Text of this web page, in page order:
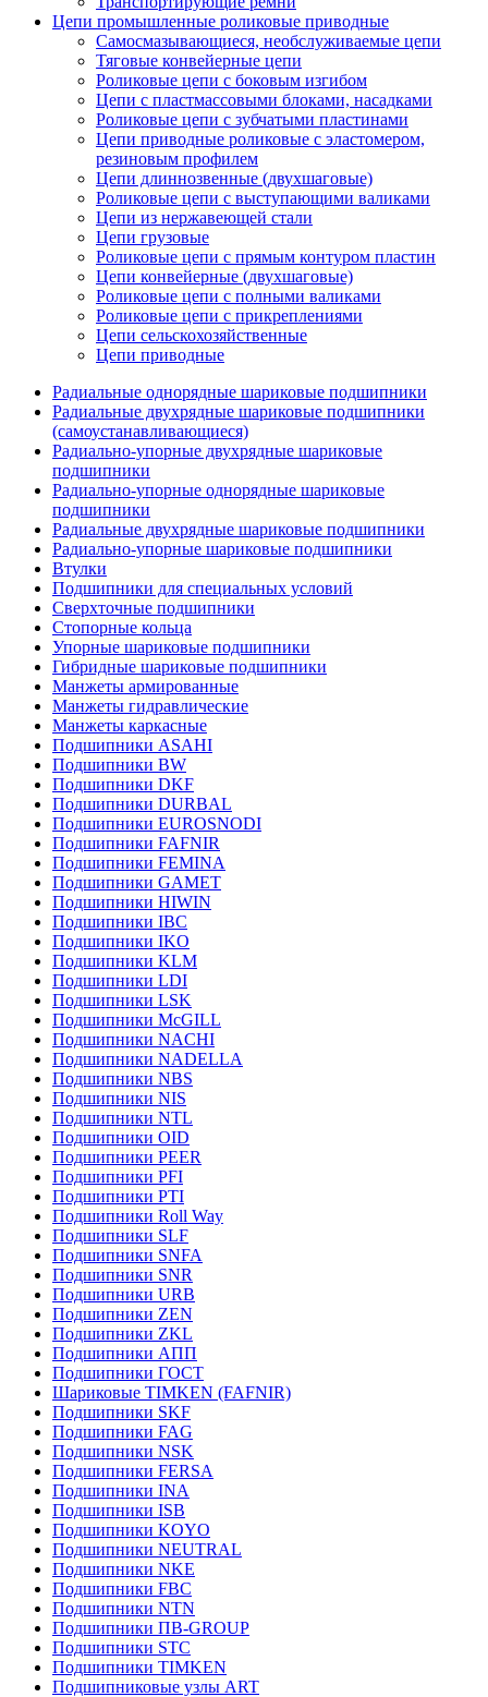
Цепи промышленные роликовые приводные
Самосмазывающиеся, необслуживаемые цепи
Тяговые конвейерные цепи
Роликовые цепи с боковым изгибом
Цепи с пластмассовыми блоками, насадками
Роликовые цепи с зубчатыми пластинами
Цепи приводные роликовые с эластомером,
резиновым профилем
Цепи длиннозвенные (двухшаговые)
Роликовые цепи с выступающими валиками
Цепи из нержавеющей стали
Цепи грузовые
Роликовые цепи с прямым контуром пластин
Цепи конвейерные (двухшаговые)
Роликовые цепи с полными валиками
Роликовые цепи с прикреплениями
Цепи сельскохозяйственные
Цепи приводные
Радиальные однорядные шариковые подшипники
Радиальные двухрядные шариковые подшипники
(самоустанавливающиеся)
Радиально-упорные двухрядные шариковые
подшипники
Радиально-упорные однорядные шариковые
подшипники
Радиальные двухрядные шариковые подшипники
Радиально-упорные шариковые подшипники
Втулки
Подшипники для специальных условий
Сверхточные подшипники
Стопорные кольца
Упорные шариковые подшипники
Гибридные шариковые подшипники
Манжеты армированные
Манжеты гидравлические
Манжеты каркасные
Подшипники ASAHI
Подшипники BW
Подшипники DKF
Подшипники DURBAL
Подшипники EUROSNODI
Подшипники FAFNIR
Подшипники FEMINA
Подшипники GAMET
Подшипники HIWIN
Подшипники IBC
Подшипники IKO
Подшипники KLM
Подшипники LDI
Подшипники LSK
Подшипники McGILL
Подшипники NACHI
Подшипники NADELLA
Подшипники NBS
Подшипники NIS
Подшипники NTL
Подшипники OID
Подшипники PEER
Подшипники PFI
Подшипники PTI
Подшипники Roll Way
Подшипники SLF
Подшипники SNFA
Подшипники SNR
Подшипники URB
Подшипники ZEN
Подшипники ZKL
Подшипники АПП
Подшипники ГОСТ
Шариковые ТІMKEN (FAFNIR)
Подшипники SKF
Подшипники FAG
Подшипники NSK
Подшипники FERSA
Подшипники INA
Подшипники ISB
Подшипники KOYO
Подшипники NEUTRAL
Подшипники NKE
Подшипники FBC
Подшипники NTN
Подшипники ПВ-GROUP
Подшипники STC
Подшипники TIMKEN
Подшипниковые узлы ART